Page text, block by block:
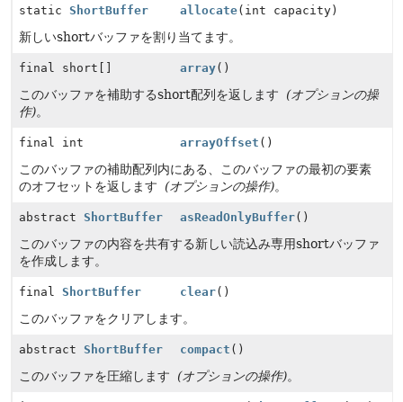
static ShortBuffer allocate(int capacity)
新しいshortバッファを割り当てます。
final short[] array()
このバッファを補助するshort配列を返します (オプションの操
作)。
final int arrayOffset ()
このバッファの補助配列内にある、このバッファの最初の要素
のオフセットを返します (オプションの操作)。
abstract ShortBuffer asReadOnlyBuffer()
このバッファの内容を共有する新しい読込み専用shortバッファ
を作成します。
final ShortBuffer clear()
このバッファをクリアします。
abstract ShortBuffer compact ()
このバッファを圧縮します (オプションの操作)。